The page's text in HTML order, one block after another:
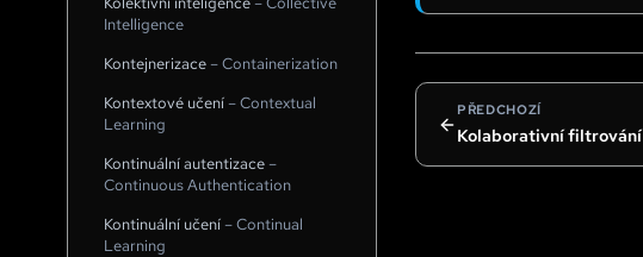
Intelligence
Kontejnerizace–Containerization
Kontextové učení–Contextual
Learning
Kontinuální autentizace–
Continuous Authentication
Kontinuální učení–Continual
Learning
PŘEDCHOZÍ
Kolaborativní filtrování